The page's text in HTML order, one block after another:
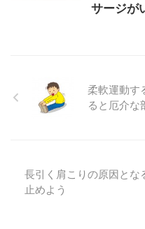
サージが
柔軟運動す
ると厄介な
長引く肩こりの原因とな
止めよう